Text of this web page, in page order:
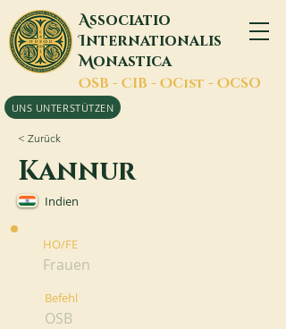
Associatio
Internationalis
Monastica
OSB - CIB - OCist - OCSO
UNS UNTERSTÜTZEN
< Zurück
Kannur
Indien
HO/FE
Frauen
Befehl
OSB